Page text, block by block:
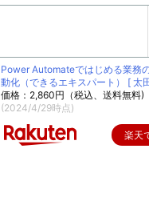
Power Automateではじめる業務
動化（できるエキスパート） [ 太
価格：2,860円（税込、送料無料)
(2024/4/29時点)
楽天